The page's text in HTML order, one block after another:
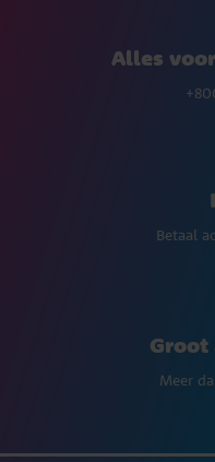
Alles
Betaal
Meer